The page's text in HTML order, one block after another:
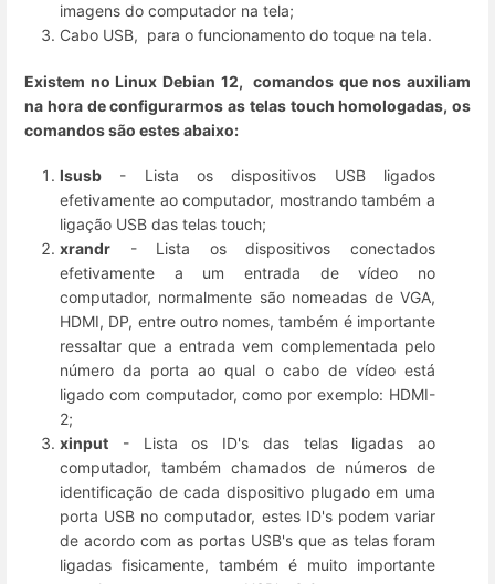
imagens do computador na tela;
Cabo USB, para o funcionamento do toque na tela.
Existem no Linux Debian 12, comandos que nos auxiliam
na hora de configurarmos as telas touch homologadas, os
comandos são estes abaixo:
lsusb - Lista os dispositivos USB ligados
efetivamente ao computador, mostrando também a
ligação USB das telas touch;
xrandr - Lista os dispositivos conectados
efetivamente a um entrada de vídeo no
computador, normalmente são nomeadas de VGA,
HDMI, DP, entre outro nomes, também é importante
ressaltar que a entrada vem complementada pelo
número da porta ao qual o cabo de vídeo está
ligado com computador, como por exemplo: HDMI-
2;
xinput - Lista os ID's das telas ligadas ao
computador, também chamados de números de
identificação de cada dispositivo plugado em uma
porta USB no computador, estes ID's podem variar
de acordo com as portas USB's que as telas foram
ligadas fisicamente, também é muito importante